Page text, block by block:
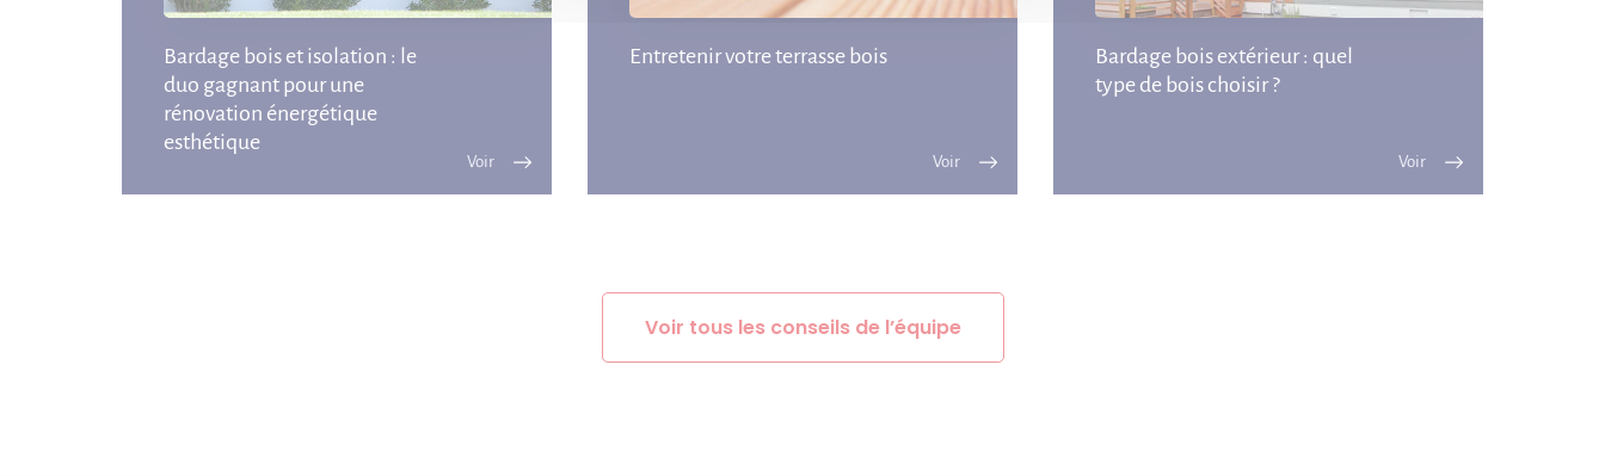
Bardage bois et isolation : le
duo gagnant pour une
rénovation énergétique
esthétique
Entretenir votre terrasse bois
Bardage bois extérieur : quel
type de bois choisir ?
Voir tous les conseils de l’équipe